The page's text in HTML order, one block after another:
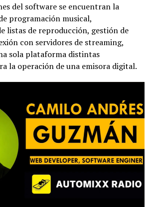
del software se encuentran la
programación musical,
listas de reproducción, gestión de
con servidores de streaming,
sola plataforma distintas
la operación de una emisora digital.